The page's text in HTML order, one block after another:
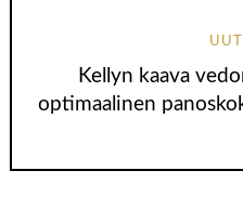
Kellyn kaava
optimaalinen